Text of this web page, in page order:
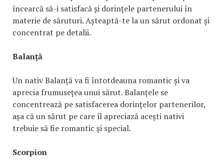
încearcă să-i satisfacă și dorințele partenerului în
materie de săruturi. Așteaptă-te la un sărut ordonat și
concentrat pe detalii.
Balanță
Un nativ Balanță va fi întotdeauna romantic și va
aprecia frumusețea unui sărut. Balanțele se
concentrează pe satisfacerea dorințelor partenerilor,
așa că un sărut pe care îl apreciază acești nativi
trebuie să fie romantic și special.
Scorpion